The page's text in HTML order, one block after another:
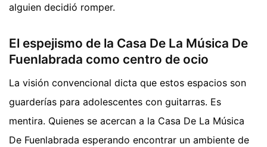
alguien decidió romper.
El espejismo de la Casa De La Música De
Fuenlabrada como centro de ocio
La visión convencional dicta que estos espacios son
guarderías para adolescentes con guitarras. Es
mentira. Quienes se acercan a la Casa De La Música
De Fuenlabrada esperando encontrar un ambiente de